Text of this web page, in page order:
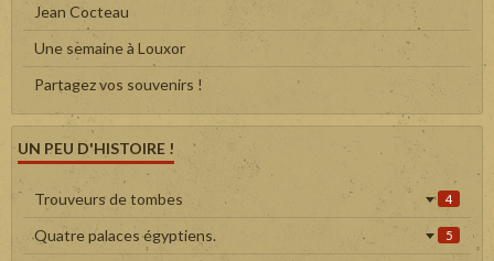
Jean Cocteau
Une semaine à Louxor
Partagez vos souvenirs !
UN PEU D'HISTOIRE !
Trouveurs de tombes 4
Quatre palaces égyptiens. 5